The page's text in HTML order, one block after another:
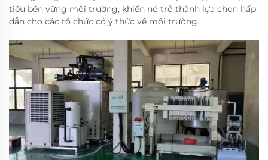
tiêu bền vững môi trường, khiến nó trở thành lựa chọn hấp
dẫn cho các tổ chức có ý thức về môi trường.